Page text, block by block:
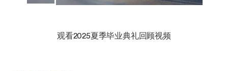
观看2025夏季毕业典礼回顾视频